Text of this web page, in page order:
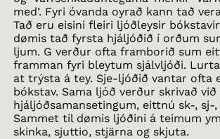
med’. Fyri óvanda oyrað kann tað
Tað eru eisini fleiri ljóðleysir
dømis tað fyrsta hjáljóðið í orðum
ljum. G verður ofta framborið sum
framman fyri bleytum sjálvljóði.
at trýsta á tey. Sje-ljóðið vantar ofta
bókstav. Sama ljóð verður skrivað
hjáljóðsamansetingum, eittnú sk-, sj-
Sammet til dømis ljóðini á teimum
skinka, sjuttio, stjärna og skjuta.